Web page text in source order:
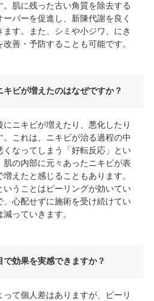
肌に残った古い角質を除去する
バーを促進し、新陳代謝を良く
す。また、シミや小ジワ、にき
善・予防することも可能です。
キビが増えたのはなぜですか？
にニキビが増えたり、悪化したり
これは、ニキビが治る過程の中
くなってしまう「好転反応」とい
肌の内部に元々あったニキビが表
えたと感じることもあります。
いうことはピーリングが効いてい
、心配せずに施術を受け続けてい
っていきます。
で効果を実感できますか？
って個人差はありますが、ピーリ